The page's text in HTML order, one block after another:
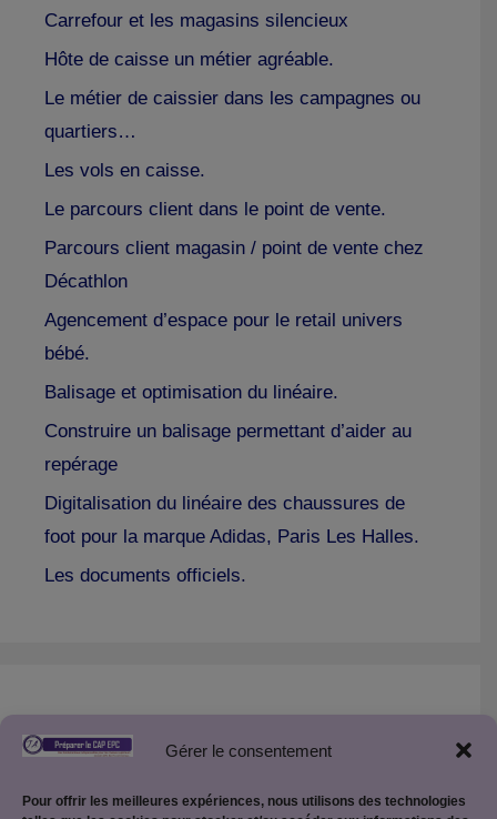
Gérer le consentement
Pour offrir les meilleures expériences, nous utilisons des technologies
Carrefour et les magasins silencieux
Hôte de caisse un métier agréable.
Le métier de caissier dans les campagnes ou
quartiers…
Les vols en caisse.
Le parcours client dans le point de vente.
Parcours client magasin / point de vente chez
Décathlon
Agencement d’espace pour le retail univers
bébé.
Balisage et optimisation du linéaire.
Construire un balisage permettant d’aider au
repérage
Digitalisation du linéaire des chaussures de
foot pour la marque Adidas, Paris Les Halles.
Les documents officiels.
Créer son site pédagogique WordPress